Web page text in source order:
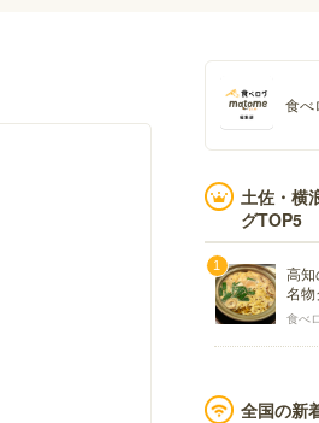
食べ
土佐・横
グTOP5
高
名物
食べ
全国の新